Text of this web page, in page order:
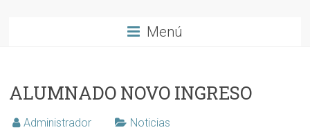
Menú
ALUMNADO NOVO INGRESO
Administrador Noticias